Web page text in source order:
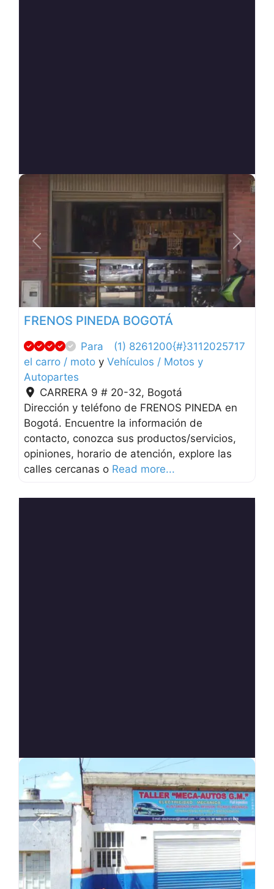
Anterior
FRENOS PINEDA BOGOTÁ
(1) 8261200{#}3112025717
Para
el carro / moto y Vehículos / Motos y
Autopartes
CARRERA 9 # 20-32, Bogotá
Dirección y teléfono de FRENOS PINEDA en
Bogotá. Encuentre la información de
contacto, conozca sus productos/servicios,
opiniones, horario de atención, explore las
calles cercanas o Read more...
Anterior